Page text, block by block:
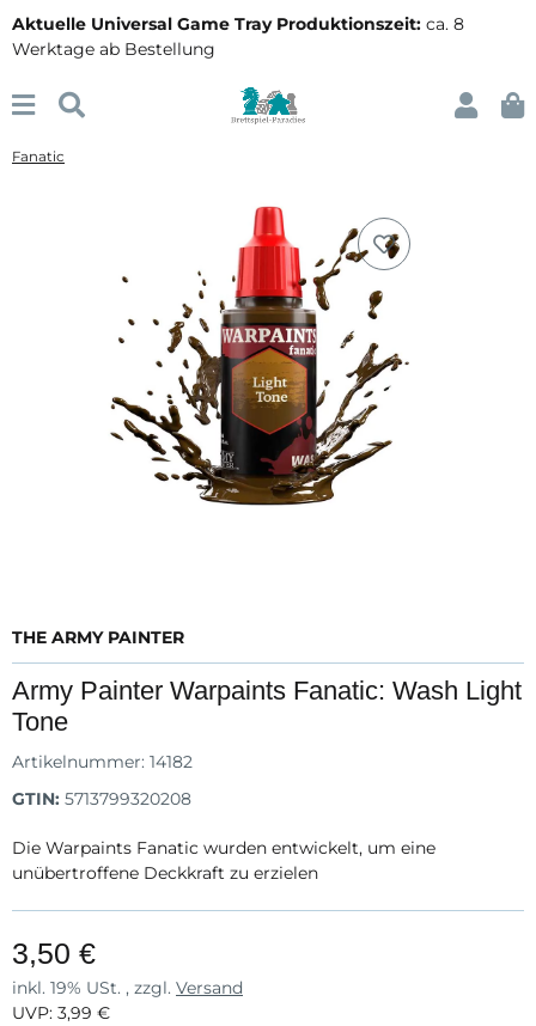
Aktuelle Universal Game Tray Produktionszeit: ca. 8
Werktage ab Bestellung
Fanatic
THE ARMY PAINTER
Army Painter Warpaints Fanatic: Wash Light
Tone
Artikelnummer: 14182
GTIN: 5713799320208
Die Warpaints Fanatic wurden entwickelt, um eine
unübertroffene Deckkraft zu erzielen
3,50 €
inkl. 19% USt. , zzgl. Versand
UVP: 3,99 €